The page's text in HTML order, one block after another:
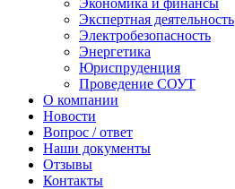
Экономика и финансы
Экспертная деятельность
Электробезопасность
Энергетика
Юриспруденция
Проведение СОУТ
О компании
Новости
Вопрос / ответ
Наши документы
Отзывы
Контакты